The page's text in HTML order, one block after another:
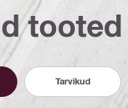
tooted
Tarvikud